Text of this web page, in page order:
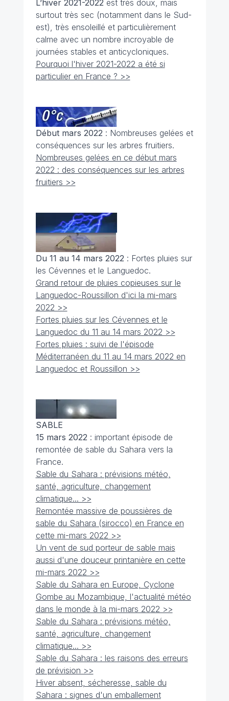
L’hiver 2021-2022 est très doux, mais
surtout très sec (notamment dans le Sud-
est), très ensoleillé et particulièrement
calme avec un nombre incroyable de
journées stables et anticycloniques.
Pourquoi l'hiver 2021-2022 a été si
particulier en France ? >>
Début mars 2022 : Nombreuses gelées et
conséquences sur les arbres fruitiers.
Nombreuses gelées en ce début mars
2022 : des conséquences sur les arbres
fruitiers >>
Du 11 au 14 mars 2022 : Fortes pluies sur
les Cévennes et le Languedoc.
Grand retour de pluies copieuses sur le
Languedoc-Roussillon d'ici la mi-mars
2022 >>
Fortes pluies sur les Cévennes et le
Languedoc du 11 au 14 mars 2022 >>
Fortes pluies : suivi de l'épisode
Méditerranéen du 11 au 14 mars 2022 en
Languedoc et Roussillon >>
SABLE
15 mars 2022 : important épisode de
remontée de sable du Sahara vers la
France.
Sable du Sahara : prévisions météo,
santé, agriculture, changement
climatique... >>
Remontée massive de poussières de
sable du Sahara (sirocco) en France en
cette mi-mars 2022 >>
Un vent de sud porteur de sable mais
aussi d'une douceur printanière en cette
mi-mars 2022 >>
Sable du Sahara en Europe, Cyclone
Gombe au Mozambique, l'actualité météo
dans le monde à la mi-mars 2022 >>
Sable du Sahara : prévisions météo,
santé, agriculture, changement
climatique... >>
Sable du Sahara : les raisons des erreurs
de prévision >>
Hiver absent, sécheresse, sable du
Sahara : signes d'un emballement